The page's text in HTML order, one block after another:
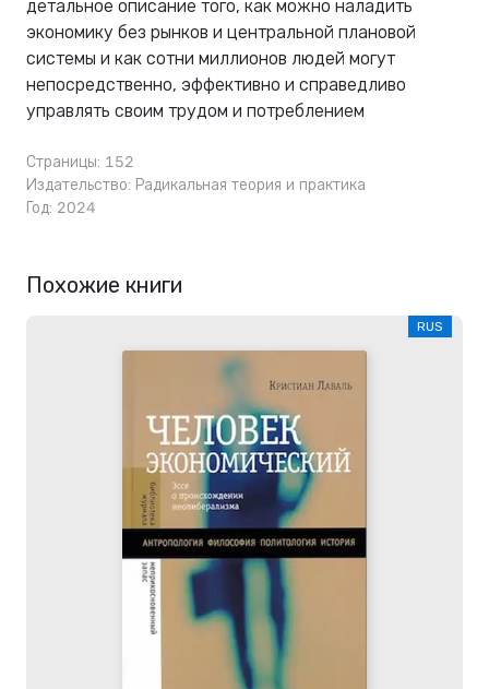
детальное описание того, как можно наладить
экономику без рынков и центральной плановой
системы и как сотни миллионов людей могут
непосредственно, эффективно и справедливо
управлять своим трудом и потреблением
Страницы: 152
Издательство: Радикальная теория и практика
Год: 2024
Похожие книги
RUS